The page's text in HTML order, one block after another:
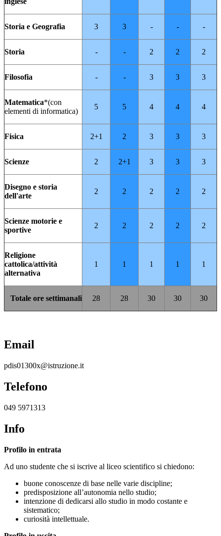
Storia e Geografia 3 3 - - -
Storia - - 2 2 2
Filosofia - - 3 3 3
Matematica*(con
elementi di informatica)
5 5 4 4 4
Fisica 2+1 2 3 3 3
Scienze 2 2+1 3 3 3
Disegno e storia
dell'arte
2 2 2 2 2
Scienze motorie e
sportive
2 2 2 2 2
Religione
cattolica/attività
alternativa
1 1 1 1 1
Totale ore settimanali 28 28 30 30 30
Email
pdis01300x@istruzione.it
Telefono
049 5971313
Info
Profilo in entrata
Ad uno studente che si iscrive al liceo scientifico si chiedono:
buone conoscenze di base nelle varie discipline;
predisposizione all’autonomia nello studio;
intenzione di dedicarsi allo studio in modo costante e
sistematico;
curiosità intellettuale.